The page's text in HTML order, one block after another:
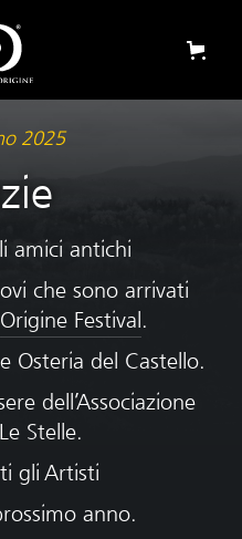
2025
amici antichi
che sono arrivati
Origine Festival.
Osteria del Castello.
dell’Associazione
Stelle.
gli Artisti
anno.